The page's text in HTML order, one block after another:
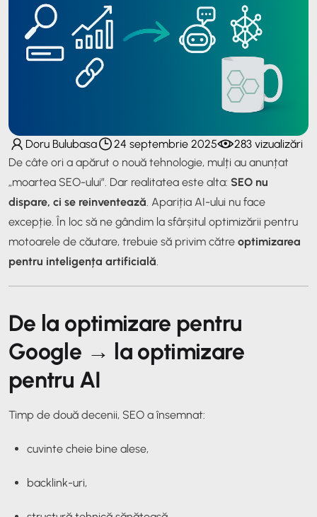
Doru Bulubasa 24 septembrie 2025
283 vizualizări
De câte ori a apărut o nouă tehnologie, mulți au anunțat
„moartea SEO-ului”. Dar realitatea este alta: SEO nu
dispare, ci se reinventează . Apariția AI-ului nu face
excepție. În loc să ne gândim la sfârșitul optimizării pentru
motoarele de căutare, trebuie să privim către optimizarea
pentru inteligența artificială
De la optimizare pentru
Google → la optimizare
pentru AI
Timp de două decenii, SEO a însemnat:
cuvinte cheie bine alese,
backlink-uri,